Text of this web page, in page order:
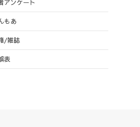
アンケート
もあ
/雑誌
表